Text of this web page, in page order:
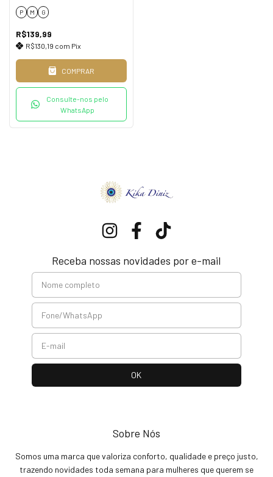
P M G
R$139,99
R$130,19 com Pix
COMPRAR
Consulte-nos pelo
WhatsApp
Receba nossas novidades por e-mail
Sobre Nós
Somos uma marca que valoriza conforto, qualidade e preço justo,
trazendo novidades toda semana para mulheres que querem se